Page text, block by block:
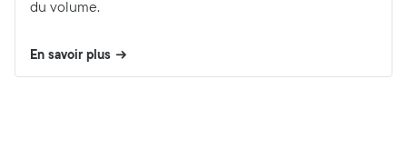
du volume.
En savoir plus